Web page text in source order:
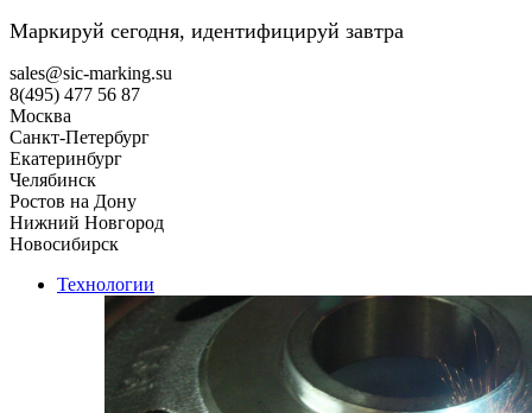
Маркируй сегодня, идентифицируй завтра
sales@sic-marking.su
8(495) 477 56 87
Москва
Санкт-Петербург
Екатеринбург
Челябинск
Ростов на Дону
Нижний Новгород
Новосибирск
Технологии